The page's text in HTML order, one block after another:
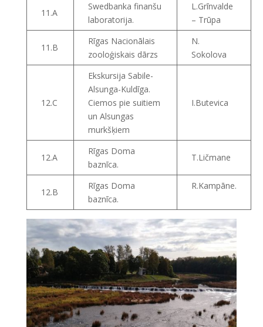
11.A
Swedbanka finanšu
laboratorija.
L.Grīnvalde
– Trūpa
11.B
Rīgas Nacionālais
zooloģiskais dārzs
N.
Sokolova
12.C
Ekskursija Sabile-
Alsunga-Kuldīga.
Ciemos pie suitiem
un Alsungas
murkšķiem
I.Butevica
12.A
Rīgas Doma
baznīca.
T.Ličmane
12.B
Rīgas Doma
baznīca.
R.Kampāne.